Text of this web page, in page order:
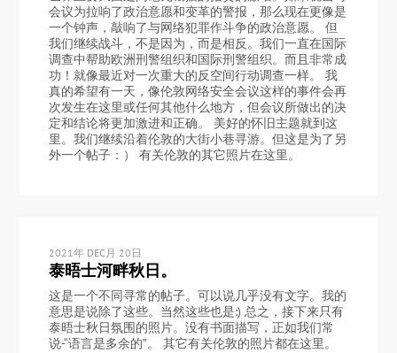
会议为拉响了政治意愿和变革的警报，那么现在更像是
一个钟声，敲响了与网络犯罪作斗争的政治意愿。 但
我们继续战斗，不是因为，而是相反。我们一直在国际
调查中帮助欧洲刑警组织和国际刑警组织。而且非常成
功！就像最近对一次重大的反空间行动调查一样。 我
真的希望有一天，像伦敦网络安全会议这样的事件会再
次发生在这里或任何其他什么地方，但会议所做出的决
定和结论将更加激进和正确。 美好的怀旧主题就到这
里。我们继续沿着伦敦的大街小巷寻游。但这是为了另
外一个帖子：） 有关伦敦的其它照片在这里。
2021年 DEC月 20日
泰晤士河畔秋日。
这是一个不同寻常的帖子。可以说几乎没有文字。我的
意思是说除了这些。当然这些也是:) 总之，接下来只有
泰晤士秋日氛围的照片。没有书面描写，正如我们常
说-“语言是多余的”。 其它有关伦敦的照片都在这里。